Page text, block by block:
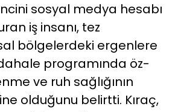
sosyal medya hesabı
iş insanı, tez
bölgelerdeki ergenlere
programında öz-
ve ruh sağlığının
olduğunu belirtti. Kıraç,